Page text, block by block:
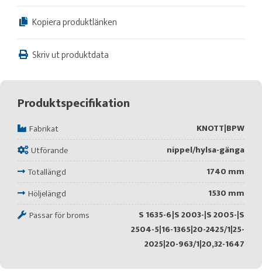
Kopiera produktlänken
Skriv ut produktdata
Produktspecifikation
Fabrikat
KNOTT|BPW
Utförande
nippel/hylsa-gänga
Totallängd
1740 mm
Höljelängd
1530 mm
Passar för broms
S 1635-6|S 2003-|S 2005-|S
2504-5|16-1365|20-2425/1|25-
2025|20-963/1|20,32-1647